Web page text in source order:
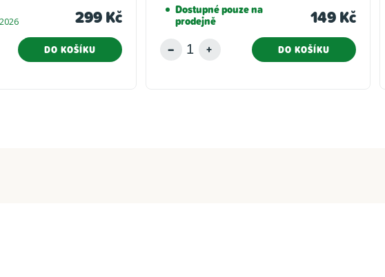
299 Kč
DO KOŠÍKU
Dostupné pouze na
prodejně 149 Kč
DO KOŠÍKU